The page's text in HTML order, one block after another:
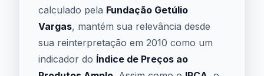
calculado pela Fundação Getúlio
Vargas, mantém sua relevância desde
sua reinterpretação em 2010 como um
indicador do Índice de Preços ao